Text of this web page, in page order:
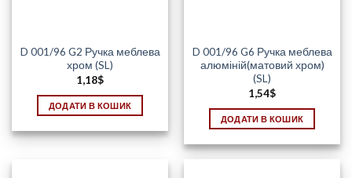
D 001/96 G2 Ручка меблева
хром (SL)
1,18$
ДОДАТИ В КОШИК
D 001/96 G6 Ручка меблева
алюміній(матовий хром)
(SL)
1,54$
ДОДАТИ В КОШИК